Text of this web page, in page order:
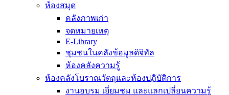
ห้องสมุด
คลังภาพเก่า
จดหมายเหตุ
E-Library
ชุมชนในคลังข้อมูลดิจิทัล
ห้องคลังความรู้
ห้องคลังโบราณวัตถุและห้องปฏิบัติการ
งานอบรม เยี่ยมชม และแลกเปลี่ยนความรู้